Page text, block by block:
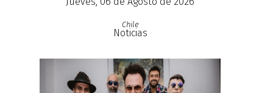
Chile
Noticias